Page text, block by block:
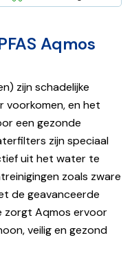
Aqmos
zijn schadelijke
voorkomen, en het
een gezonde
zijn speciaal
uit het water te
zoals zware
de geavanceerde
zorgt Aqmos ervoor
veilig en gezond